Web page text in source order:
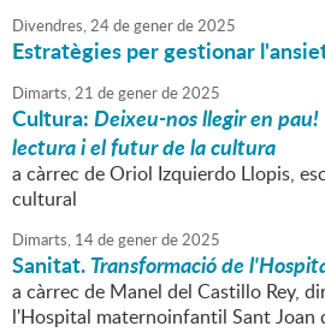
Divendres,24degenerde2025
Estratègies per gestionar
Dimarts,21 degenerde2025
Cultura:Deixeu-nos llegir en
lectura i el futur de la cultura
a càrrec de Oriol Izquierdo Llopis,
cultural
Dimarts, 14degenerde2025
Sanitat.Transformació de
a càrrec de Manel del Castillo Rey,
l'Hospital maternoinfantil Sant Joan